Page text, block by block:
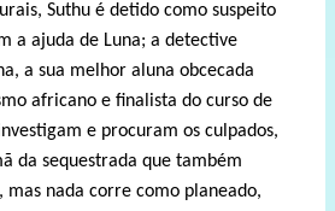
Suthu é detido como suspeito
a ajuda de Luna; a detective
a sua melhor aluna obcecada
africano e finalista do curso de
e procuram os culpados,
da sequestrada que também
mas nada corre como planeado,